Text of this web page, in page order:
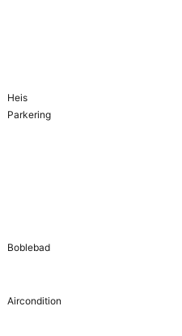
Heis
Parkering
Boblebad
Aircondition